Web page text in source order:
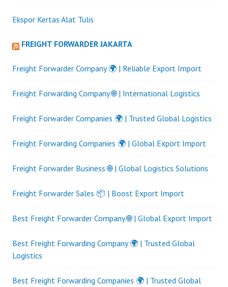
Ekspor Kertas Alat Tulis
FREIGHT FORWARDER JAKARTA
Freight Forwarder Company 🌍 | Reliable Export Import
Freight Forwarding Company 🌐 | International Logistics
Freight Forwarder Companies 🌍 | Trusted Global Logistics
Freight Forwarding Companies 🌍 | Global Export Import
Freight Forwarder Business 🌐 | Global Logistics Solutions
Freight Forwarder Sales 📦 | Boost Export Import
Best Freight Forwarder Company 🌐 | Global Export Import
Best Freight Forwarding Company 🌍 | Trusted Global
Logistics
Best Freight Forwarding Companies 🌍 | Trusted Global